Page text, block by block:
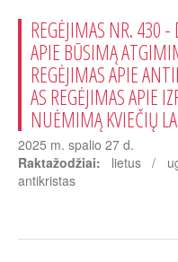
REGĖJIMAS NR. 430
APIE BŪSIMĄ
REGĖJIMAS APIE
AS REGĖJIMAS APIE
NUĖMIMĄ KVIEČIŲ
2025 m. spalio 27 d.
Raktažodžiai: lietus /
antikristas